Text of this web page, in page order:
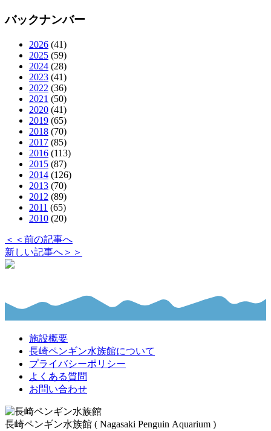
バックナンバー
2026 (41)
2025 (59)
2024 (28)
2023 (41)
2022 (36)
2021 (50)
2020 (41)
2019 (65)
2018 (70)
2017 (85)
2016 (113)
2015 (87)
2014 (126)
2013 (70)
2012 (89)
2011 (65)
2010 (20)
＜＜前の記事へ
新しい記事へ＞＞
施設概要
長崎ペンギン水族館について
プライバシーポリシー
よくある質問
お問い合わせ
長崎ペンギン水族館 ( Nagasaki Penguin Aquarium )